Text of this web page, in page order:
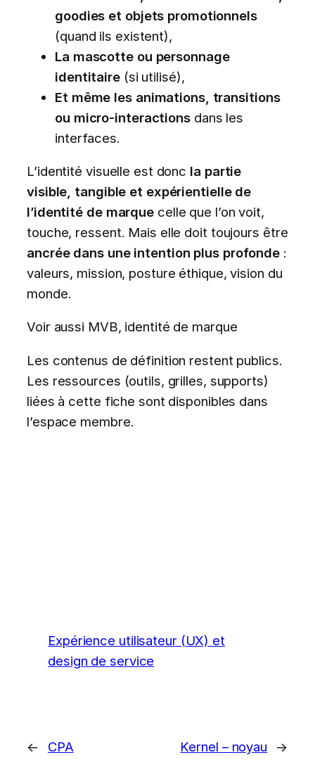
goodies et objets promotionnels
(quand ils existent),
La mascotte ou personnage
identitaire(si utilisé),
Et même les animations, transitions
ou micro-interactionsdans les
interfaces.
L’identité visuelle est donc la partie
visible, tangible et expérientielle de
l’identité de marque celle que l’on voit,
touche, ressent. Mais elle doit toujours être
ancrée dans une intention plus profonde :
valeurs, mission, posture éthique, vision du
monde.
Voir aussi MVB, identité de marque
Les contenus de définition restent publics.
Les ressources (outils, grilles, supports)
liées à cette fiche sont disponibles dans
l’espace membre.
Expérience utilisateur (UX) et
design de service
← CPA Kernel – noyau →